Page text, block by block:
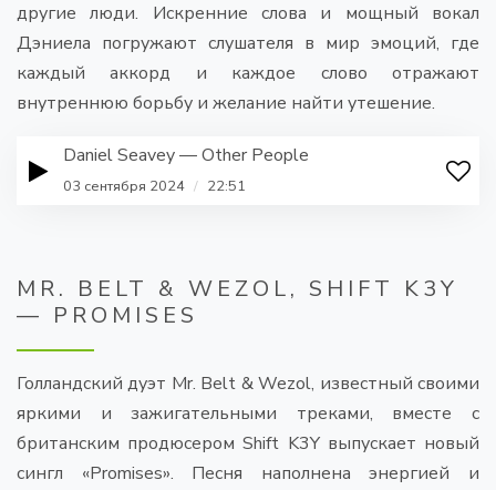
другие люди. Искренние слова и мощный вокал
Дэниела погружают слушателя в мир эмоций, где
каждый аккорд и каждое слово отражают
внутреннюю борьбу и желание найти утешение.
Daniel Seavey — Other People
03 сентября 2024 / 22:51
MR. BELT & WEZOL, SHIFT K3Y
— PROMISES
Голландский дуэт Mr. Belt & Wezol, известный своими
яркими и зажигательными треками, вместе с
британским продюсером Shift K3Y выпускает новый
сингл «Promises». Песня наполнена энергией и